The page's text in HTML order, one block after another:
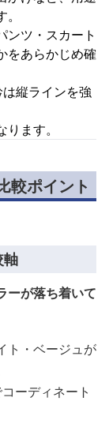
ンツ・スカート
をあらかじめ確
は縦ラインを強
ます。
較ポイント
軸
ーが落ち着いて
ト・ベージュが
ーディネート